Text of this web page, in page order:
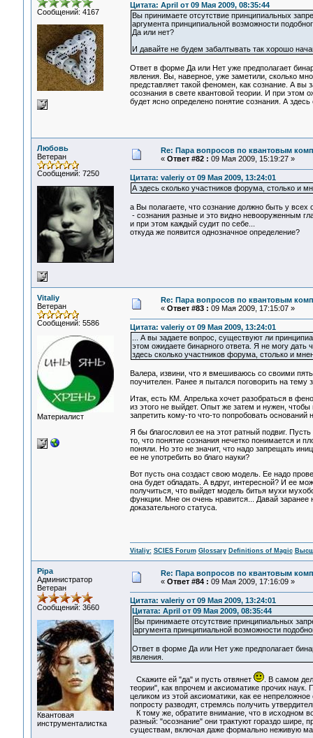
Сообщений: 4167
Цитата: April от 09 Мая 2009, 08:35:44
Вы принимаете отсутствие принципиальных
аргумента принципиальной возможности
Да или нет?
И давайте не будем забалтывать так хорошо
Ответ в форме Да или Нет уже предполагает
явления. Вы, наверное, уже заметили, сколько
представляет такой феномен, как сознание. А
осознания в свете квантовой теории. И при этом
будет ясно определено понятие сознания. А
Любовь
Ветеран
Сообщений: 7250
Re: Пара вопросов по квантовым
« Ответ #82 : 09 Мая 2009, 15:19:27 »
Цитата: valeriy от 09 Мая 2009, 13:24:01
А здесь сколько участников форума, столько и
а Вы полагаете, что сознание должно быть у всех
- сознания разные и это видно невооруженным
и при этом каждый судит по себе...
откуда же появится однозначное определение?
Vitaliy
Ветеран
Сообщений: 5586
Материалист
Re: Пара вопросов по квантовым
« Ответ #83 : 09 Мая 2009, 17:15:07 »
Цитата: valeriy от 09 Мая 2009, 13:24:01
... А вы задаете вопрос, существуют ли
этом ожидаете бинарного ответа. Я не могу дать
здесь сколько участников форума, столько и
Валера, извини, что я вмешиваюсь со своими
поучителен. Ранее я пытался поговорить на
Итак, есть КМ. Апрелька хочет разобраться в
из этого не выйдет. Опыт же затем и нужен,
запретить кому-то что-то попробовать оснований
Я бы благословил ее на этот ратный подвиг.
то, что понятие сознания нечетко понимается и
поняли. Но это не значит, что надо запрещать
ее не употребить во благо науки?
Вот пусть она создаст свою модель. Ее надо
она будет обладать. А вдруг, интересной? И ее
получиться, что выйдет модель битья мухи
функции. Мне он очень нравится... Давай
доказательного статуса.
Vitaliy: SCIES Forum Glossary Definitions of Magic
Pipa
Администратор
Ветеран
Сообщений: 3660
Квантовая
инструменталистка
Re: Пара вопросов по квантовым
« Ответ #84 : 09 Мая 2009, 17:16:09 »
Цитата: valeriy от 09 Мая 2009, 13:24:01
Цитата: April от 09 Мая 2009, 08:35:44
Вы принимаете отсутствие принципиальных
аргумента принципиальной возможности
Ответ в форме Да или Нет уже предполагает
явления.
Скажите ей "да" и пусть отвянет
. В самом
теории", как впрочем и аксиоматике прочих
целиком из этой аксиоматики, как ее
попросту разводят, стремясь получить
К тому же, обратите внимание, что в исходном
разный: "осознание" они трактуют гораздо
существам, включая даже формально